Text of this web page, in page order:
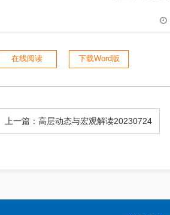
在线阅读 下载Word版
上一篇：高层动态与宏观解读20230724